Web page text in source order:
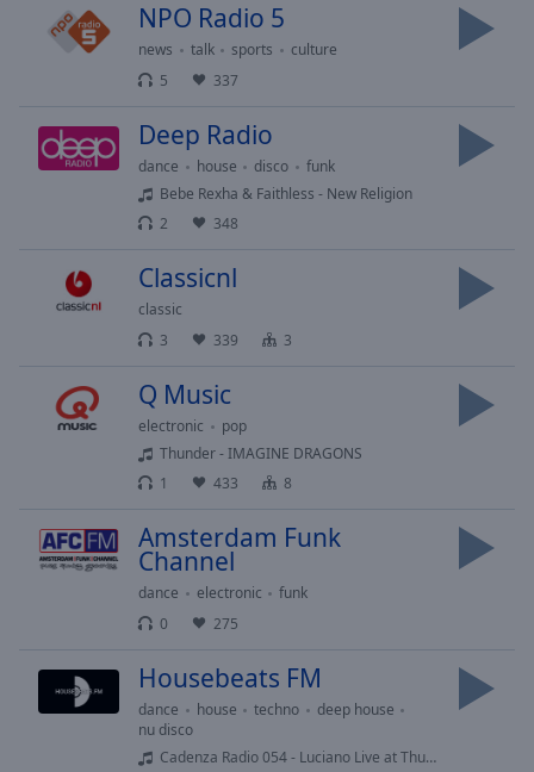
Background
Background
Font
Edge
NPO Radio 5
news talk sports
culture
5
337
Deep Radio
dance house disco
funk
Bebe Rexha & Faithless - New Religion
2
348
Classicnl
classic
3
339 3
Q Music
electronic
pop
Thunder - IMAGINE DRAGONS
1
433 8
Amsterdam Funk
Channel
dance electronic
funk
0
275
Housebeats FM
dance house techno
deep house
nu disco
Cadenza Radio 054 - Luciano Live at Thuishaven